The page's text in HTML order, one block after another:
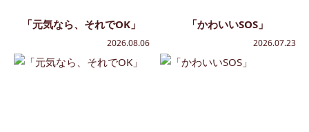
「元気なら、それでOK」
2026.08.06
「かわいいSOS」
2026.07.23